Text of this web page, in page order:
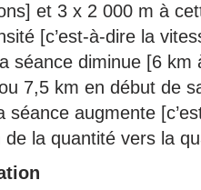
et 3 x 2 000 m à
[c’est-à-dire la
séance diminue [6 km
7,5 km en début de
augmente
la quantité vers la